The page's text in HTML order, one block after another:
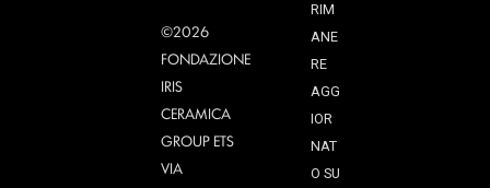
©2026
FONDAZIONE
IRIS
CERAMICA
GROUP ETS
VIA
RIM
ANE
RE
AGG
IOR
NAT
O SU